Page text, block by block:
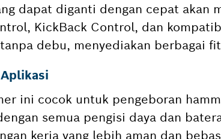
dapat diganti dengan cepat akan
KickBack Control, dan
debu, menyediakan berbagai
ini cocok untuk pengeboran
semua pengisi daya dan
kerja yang lebih aman dan